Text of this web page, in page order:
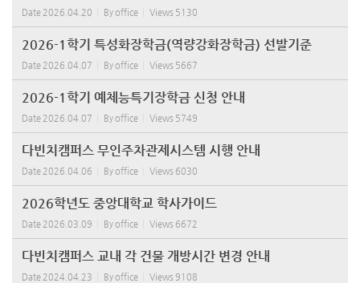
Date 2026.04.20 Byoffice Views 5130
2026-1학기 특성화장학금(역량강화장학금) 선발기준
Date 2026.04.07 Byoffice Views 5667
2026-1학기 예체능특기장학금 신청 안내
Date 2026.04.07 Byoffice Views 5749
다빈치캠퍼스 무인주차관제시스템 시행 안내
Date 2026.04.06 Byoffice Views 6030
2026학년도 중앙대학교 학사가이드
Date 2026.03.09 Byoffice Views 6672
다빈치캠퍼스 교내 각 건물 개방시간 변경 안내
Date 2024.04.23 Byoffice Views 9108